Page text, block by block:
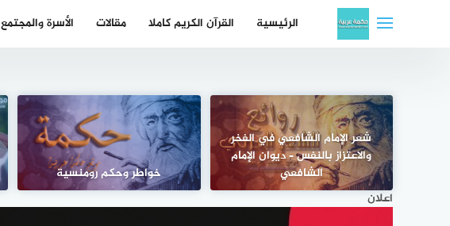
الرئيسية القرآن الكريم كاملا مقالات الأسرة والمجتمع
شعر الإمام الشافعي في الفخر
والاعتزاز بالنفس – ديوان الإمام
الشافعي
خواطر وحكم رومنسية
اعلان